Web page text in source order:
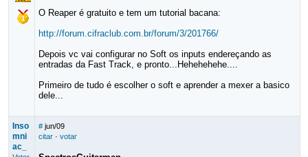
O Reaper é gratuito e tem um tutorial bacana:
http://forum.cifraclub.com.br/forum/3/201766/
Depois vc vai configurar no Soft os inputs endereçando as
entradas da Fast Track, e pronto...Hehehehehe....
Primeiro de tudo é escolher o soft e aprender a mexer a basico
dele...
Inso
mni
ac_
# jun/09
citar· votar